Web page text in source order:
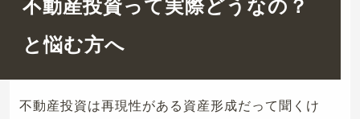
不動産投資って実際どうなの？
と悩む方へ
不動産投資は再現性がある資産形成だって聞くけ